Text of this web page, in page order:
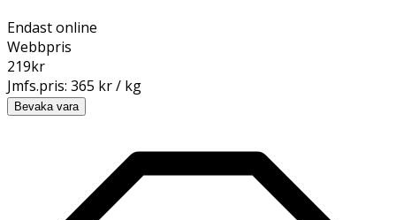
Endast online
Webbpris
219kr
Jmfs.pris: 365 kr / kg
Bevaka vara